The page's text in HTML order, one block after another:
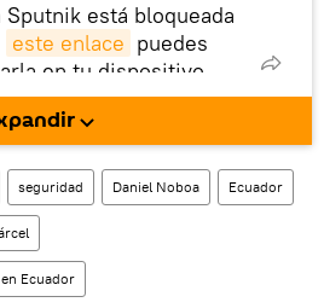
está bloqueada
este enlace puedes
en tu dispositivo
cuenta en la red
seguridad Daniel Noboa Ecuador
Ecuador